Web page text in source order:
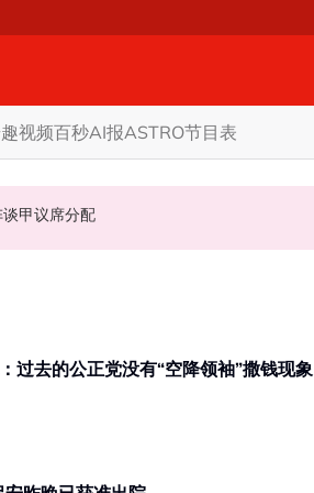
视频百秒AI报ASTRO节目表
通过法律证明清白
力与国阵谈甲议席分配
领袖加入伊党
多名“新贵” 李健聪：过去的公正党没有“空降领袖”撒钱现象